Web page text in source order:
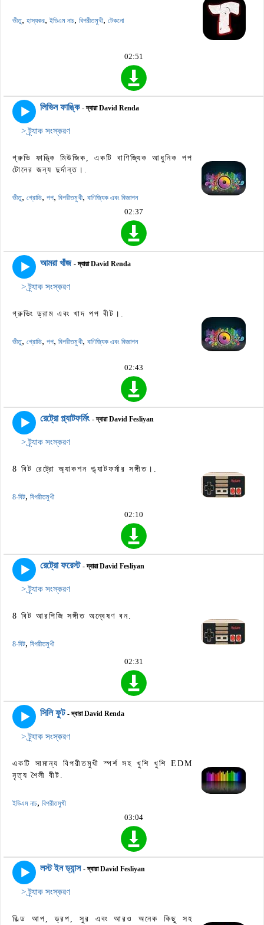
ভীতু, হাস্যকর, ইডিএম নাচ, বিপরীতমুখী, টেকনো
02:51
লিভিন ফাঙ্কি - দ্বারা David Renda
> ট্র্যাক সংস্করণ
গ্রুভি ফাঙ্কি মিউজিক, একটি বাণিজ্যিক আধুনিক পপ
টোনের জন্য দুর্দান্ত।.
ভীতু, গ্রোভি, পপ, বিপরীতমুখী, বাণিজ্যিক এবং বিজ্ঞাপন
02:37
আমরা খাঁজ - দ্বারা David Renda
> ট্র্যাক সংস্করণ
গ্রুভিং ড্রাম এবং খাদ পপ বীট।.
ভীতু, গ্রোভি, পপ, বিপরীতমুখী, বাণিজ্যিক এবং বিজ্ঞাপন
02:43
রেট্রো প্ল্যাটফর্মিং - দ্বারা David Fesliyan
> ট্র্যাক সংস্করণ
8 বিট রেট্রো অ্যাকশন প্ল্যাটফর্মার সঙ্গীত।.
8-বিট, বিপরীতমুখী
02:10
রেট্রো ফরেস্ট - দ্বারা David Fesliyan
> ট্র্যাক সংস্করণ
8 বিট আরপিজি সঙ্গীত অন্বেষণ বন.
8-বিট, বিপরীতমুখী
02:31
সিলি ফুট - দ্বারা David Renda
> ট্র্যাক সংস্করণ
একটি সামান্য বিপরীতমুখী স্পর্শ সহ খুশি খুশি EDM
নৃত্য শৈলী বীট.
ইডিএম নাচ, বিপরীতমুখী
03:04
লস্ট ইন ড্যান্স - দ্বারা David Fesliyan
> ট্র্যাক সংস্করণ
বিল্ড আপ, ড্রপ, সুর এবং আরও অনেক কিছু সহ